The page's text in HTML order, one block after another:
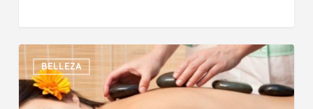
Masaje
BELLEZA
3078